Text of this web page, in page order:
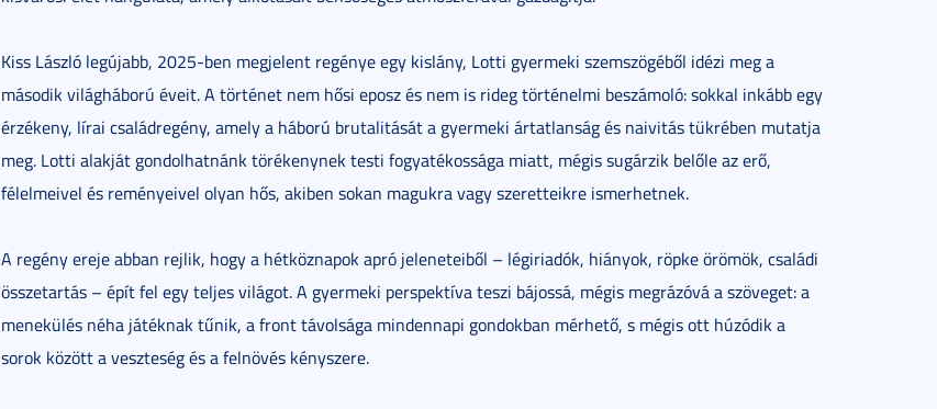
Kiss László legújabb, 2025-ben megjelent regénye egy kislány, Lotti gyermeki szemszögéből idézi meg a
második világháború éveit. A történet nem hősi eposz és nem is rideg történelmi beszámoló: sokkal inkább egy
érzékeny, lírai családregény, amely a háború brutalitását a gyermeki ártatlanság és naivitás tükrében mutatja
meg. Lotti alakját gondolhatnánk törékenynek testi fogyatékossága miatt, mégis sugárzik belőle az erő,
félelmeivel és reményeivel olyan hős, akiben sokan magukra vagy szeretteikre ismerhetnek.
A regény ereje abban rejlik, hogy a hétköznapok apró jeleneteiből – légiriadók, hiányok, röpke örömök, családi
összetartás – épít fel egy teljes világot. A gyermeki perspektíva teszi bájossá, mégis megrázóvá a szöveget: a
menekülés néha játéknak tűnik, a front távolsága mindennapi gondokban mérhető, s mégis ott húzódik a
sorok között a veszteség és a felnövés kényszere.